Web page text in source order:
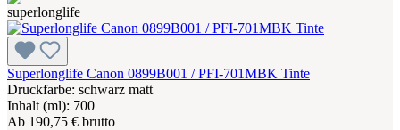
Superlonglife Canon 0899B001 / PFI-701MBK Tinte
Druckfarbe: schwarz matt
Inhalt (ml): 700
Ab 190,75 € brutto